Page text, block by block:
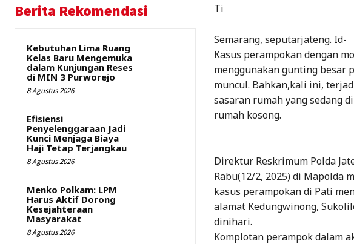
Berita Rekomendasi
Kebutuhan Lima Ruang
Kelas Baru Mengemuka
dalam Kunjungan Reses
di MIN 3 Purworejo
8 Agustus 2026
Efisiensi
Penyelenggaraan Jadi
Kunci Menjaga Biaya
Haji Tetap Terjangkau
8 Agustus 2026
Menko Polkam: LPM
Harus Aktif Dorong
Kesejahteraan
Masyarakat
8 Agustus 2026
Ti
Semarang, seputarjateng. Id-
Kasus perampokan dengan
menggunakan gunting besar
muncul. Bahkan,kali ini,
sasaran rumah yang sedang
rumah kosong.
Direktur Reskrimum Polda
Rabu(12/2, 2025) di Mapolda
kasus perampokan di Pati
alamat Kedungwinong,
dinihari.
Komplotan perampok dalam